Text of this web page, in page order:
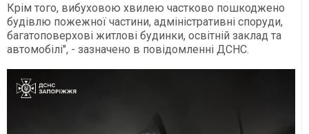
Крім того, вибуховою хвилею частково пошкоджено
будівлю пожежної частини, адміністративні споруди,
багатоповерхові житлові будинки, освітній заклад та
автомобілі", - зазначено в повідомленні ДСНС.